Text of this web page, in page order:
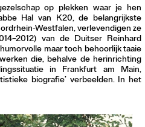
op plekken waar je hen
Hal van K20, de belangrijkste
Westfalen, verlevendigen ze
van de Duitser Reinhard
maar toch behoorlijk taaie
die, behalve de herinrichting
in Frankfurt am Main,
biografie’ verbeelden. In het